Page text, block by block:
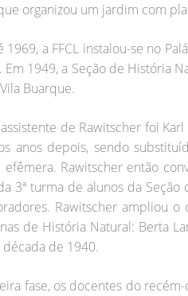
organizou um jardim com
1969, a FFCL instalou-se no
Em 1949, a Seção de História
Buarque.
de Rawitscher foi
anos depois, sendo
Rawitscher então
3ª turma de alunos da
Rawitscher ampliou
de História Natural: Berta
de 1940.
fase, os docentes do